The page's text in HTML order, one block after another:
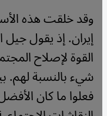
وقد خلقت هذه
إيران. إذ يقول جيل
القوة لإصلاح
شيء بالنسبة لهم.
فعلوا ما كان